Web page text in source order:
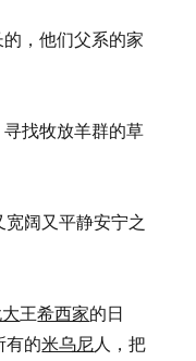
，他们父系的家
寻找牧放羊群的草
阔又平静安宁之
王希西家的日
有的米乌尼人，把